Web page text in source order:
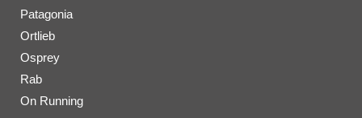
Patagonia
Ortlieb
Osprey
Rab
On Running